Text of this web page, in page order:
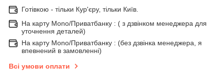
Готівкою - тільки Кур'єру, тільки Київ.
На карту Mono/Приватбанку : ( з дзвінком менеджера для
уточнення деталей)
На карту Mono/Приватбанку : (без дзвінка менеджера, я
впевнений в замовленні)
Всі умови оплати